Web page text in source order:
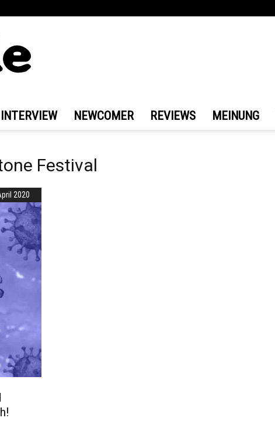
INTERVIEW NEWCOMER REVIEWS MEINUNG
Festival
2020